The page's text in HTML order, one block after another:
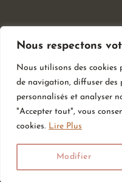
Nous respectons
Nous utilisons des cookies
de navigation, diffuser des
personnalisés et analyser
"Accepter tout", vous
cookies. Lire Plus
Modifier
© All